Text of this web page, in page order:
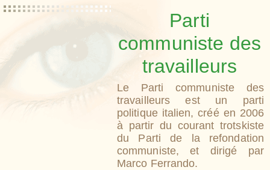
Parti
communiste des
travailleurs
Le Parti communiste des
travailleurs est un parti
politique italien, créé en 2006
à partir du courant trotskiste
du Parti de la refondation
communiste, et dirigé par
Marco Ferrando.